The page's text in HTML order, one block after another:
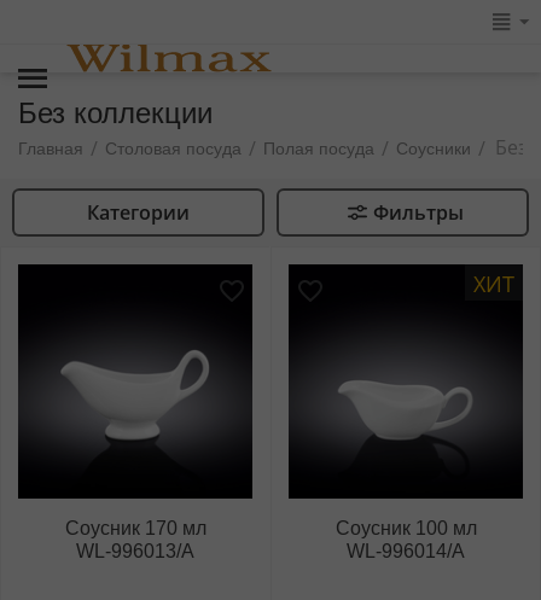
Без коллекции
Главная / Столовая посуда / Полая посуда / Соусники / Без
Категории Фильтры
Соусник 170 мл
WL‑996013/A
ХИТ
Соусник 100 мл
WL‑996014/A